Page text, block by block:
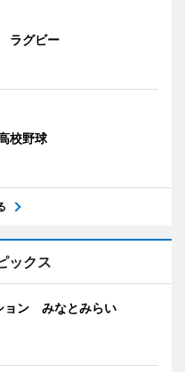
ラグビー
校野球
ックス
ョン みなとみらい